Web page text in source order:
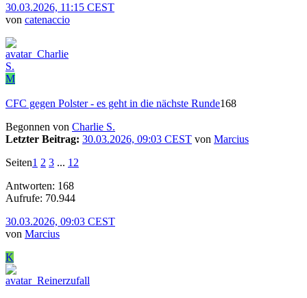
30.03.2026, 11:15 CEST
von catenaccio
M
CFC gegen Polster - es geht in die nächste Runde168
Begonnen von Charlie S.
Letzter Beitrag: 30.03.2026, 09:03 CEST von Marcius
Seiten1 2 3 ... 12
Antworten: 168
Aufrufe: 70.944
30.03.2026, 09:03 CEST
von Marcius
K